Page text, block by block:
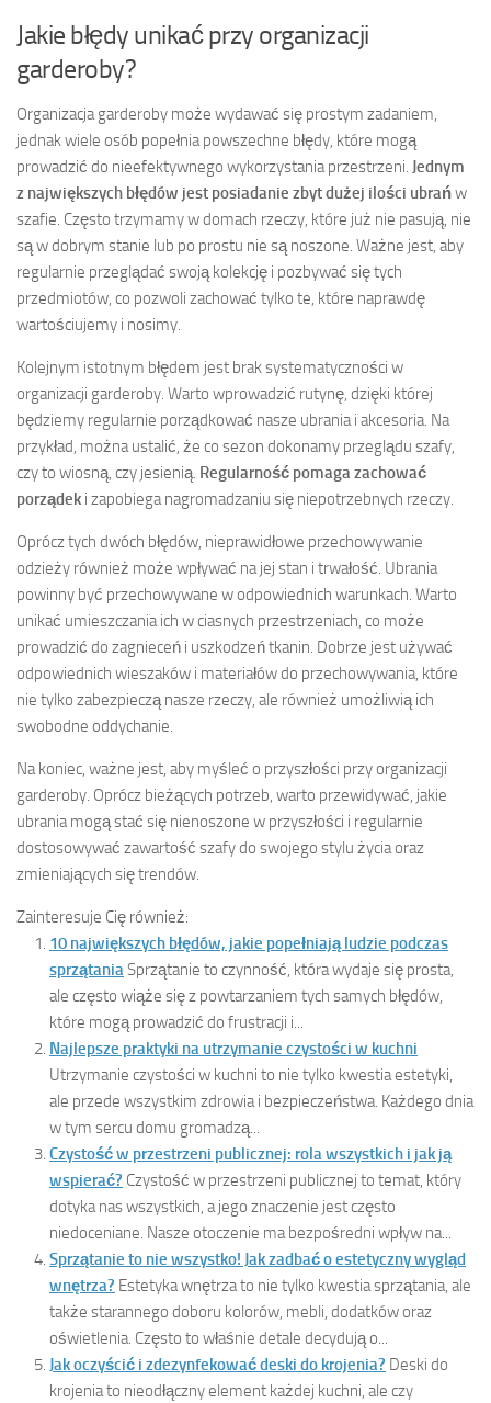
Jakie błędy unikać przy organizacji
garderoby?
Organizacja garderoby może wydawać się prostym zadaniem,
jednak wiele osób popełnia powszechne błędy, które mogą
prowadzić do nieefektywnego wykorzystania przestrzeni. Jednym
z największych błędów jest posiadanie zbyt dużej ilości ubrańw
szafie. Często trzymamy w domach rzeczy, które już nie pasują, nie
są w dobrym stanie lub po prostu nie są noszone. Ważne jest, aby
regularnie przeglądać swoją kolekcję i pozbywać się tych
przedmiotów, co pozwoli zachować tylko te, które naprawdę
wartościujemy i nosimy.
Kolejnym istotnym błędem jest brak systematyczności w
organizacji garderoby. Warto wprowadzić rutynę, dzięki której
będziemy regularnie porządkować nasze ubrania i akcesoria. Na
przykład, można ustalić, że co sezon dokonamy przeglądu szafy,
czy to wiosną, czy jesienią. Regularność pomaga zachować
porządek i zapobiega nagromadzaniu się niepotrzebnych rzeczy.
Oprócz tych dwóch błędów, nieprawidłowe przechowywanie
odzieży również może wpływać na jej stan i trwałość. Ubrania
powinny być przechowywane w odpowiednich warunkach. Warto
unikać umieszczania ich w ciasnych przestrzeniach, co może
prowadzić do zagnieceń i uszkodzeń tkanin. Dobrze jest używać
odpowiednich wieszaków i materiałów do przechowywania, które
nie tylko zabezpieczą nasze rzeczy, ale również umożliwią ich
swobodne oddychanie.
Na koniec, ważne jest, aby myśleć o przyszłości przy organizacji
garderoby. Oprócz bieżących potrzeb, warto przewidywać, jakie
ubrania mogą stać się nienoszone w przyszłości i regularnie
dostosowywać zawartość szafy do swojego stylu życia oraz
zmieniających się trendów.
Zainteresuje Cię również:
10 największych błędów, jakie popełniają ludzie podczas
sprzątaniaSprzątanie to czynność, która wydaje się prosta,
ale często wiąże się z powtarzaniem tych samych błędów,
które mogą prowadzić do frustracji i...
Najlepsze praktyki na utrzymanie czystości w kuchni
Utrzymanie czystości w kuchni to nie tylko kwestia estetyki,
ale przede wszystkim zdrowia i bezpieczeństwa. Każdego dnia
w tym sercu domu gromadzą...
Czystość w przestrzeni publicznej: rola wszystkich i jak ją
wspierać? Czystość w przestrzeni publicznej to temat, który
dotyka nas wszystkich, a jego znaczenie jest często
niedoceniane. Nasze otoczenie ma bezpośredni wpływ na...
Sprzątanie to nie wszystko! Jak zadbać o estetyczny wygląd
wnętrza? Estetyka wnętrza to nie tylko kwestia sprzątania, ale
także starannego doboru kolorów, mebli, dodatków oraz
oświetlenia. Często to właśnie detale decydują o...
Jak oczyścić i zdezynfekować deski do krojenia? Deski do
krojenia to nieodłączny element każdej kuchni, ale czy